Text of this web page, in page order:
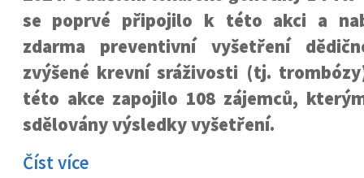
se poprvé připojilo k této akci a
zdarma preventivní vyšetření
zvýšené krevní sráživosti (tj.
této akce zapojilo 108 zájemců,
sdělovány výsledky vyšetření.
Číst více